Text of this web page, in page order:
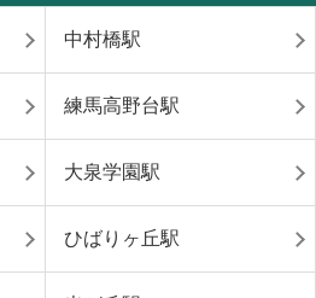
中村橋駅
練馬高野台駅
大泉学園駅
ひばりヶ丘駅